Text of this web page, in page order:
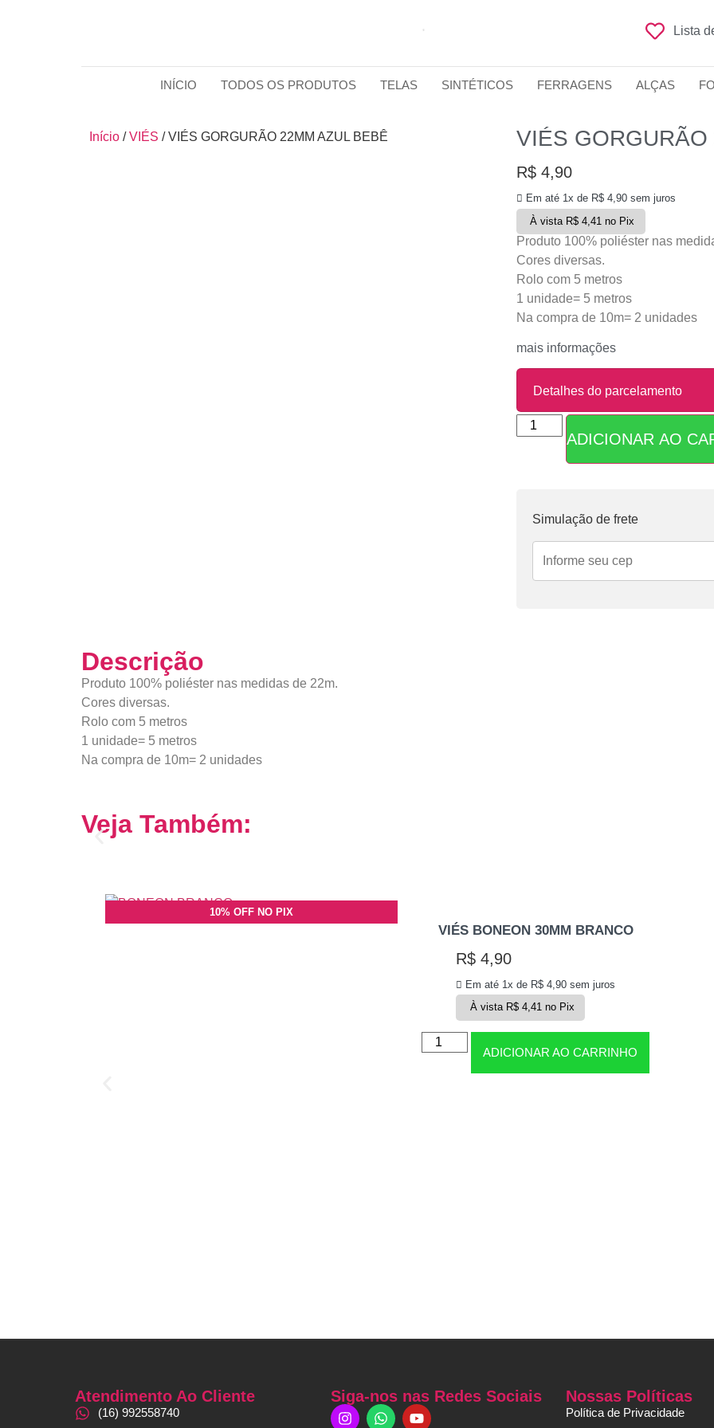
Lista
INÍCIO TODOS OS PRODUTOS TELAS SINTÉTICOS FERRAGENS ALÇAS
Início /VIÉS / VIÉS GORGURÃO 22MM AZUL BEBÊ VIÉS
R$4,90
Em até 1x de R$4,90sem juros
À vista R$ 4,41 no Pix
Produto 100% poliéster nas
Cores diversas.
Rolo com 5 metros
1 unidade= 5 metros
Na compra de 10m= 2 unidades
mais informações
Detalhes do parcelamento
Parcelas:ADICIONAR AO
Simulação de frete
Descrição
Produto 100% poliéster nas medidas de 22m.
Cores diversas.
Rolo com 5 metros
1 unidade= 5 metros
Na compra de 10m= 2 unidades
Veja Também:
10% OFF NO PIX
VIÉS BONEON 30MM BRANCO
R$ 4,90
Em até 1x de R$ 4,90 sem juros
À vista R$4,41 no Pix
ADICIONAR AO CARRINHO
Atendimento Ao Cliente
(16) 992558740
Siga-nos nas Redes Sociais Nossas Políticas
Política de Privacidade